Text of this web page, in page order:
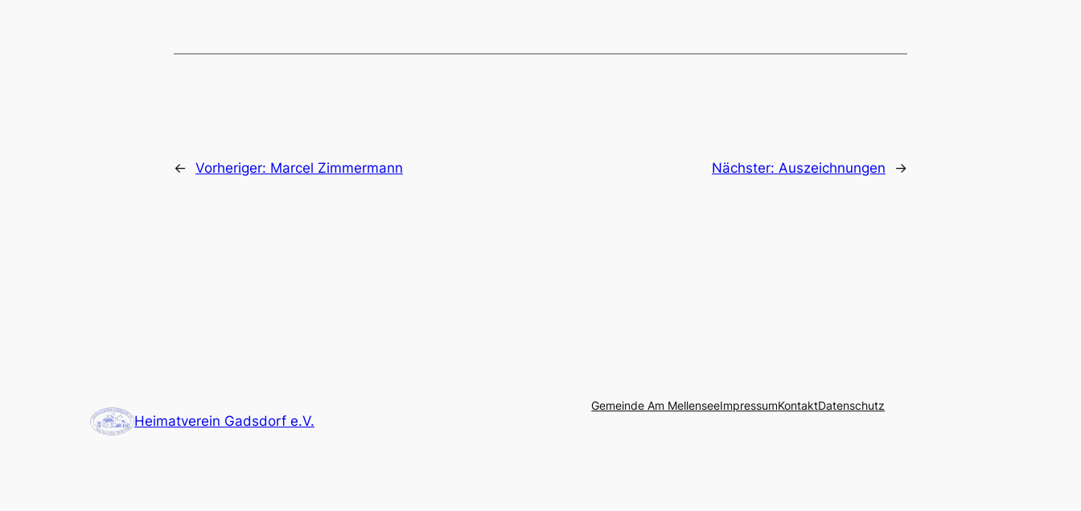
← Vorheriger: Marcel Zimmermann Nächster: Auszeichnungen →
Heimatverein Gadsdorf e.V.
Gemeinde Am MellenseeImpressumKontaktDatenschutz